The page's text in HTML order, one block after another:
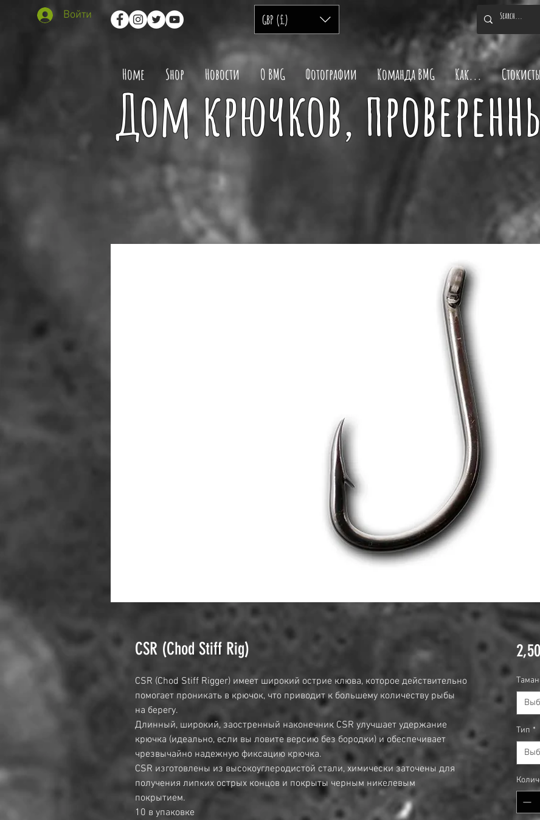
Войти
Home Shop Новости О BMG Фотографии Команда BMG Как... Стокисты
GBP (£)
Дом крючков,
CSR (Chod Stiff Rig)
CSR (Chod Stiff Rigger) имеет широкий острие клюва, которое действительно
помогает проникать в крючок, что приводит к большему количеству рыбы
на берегу.
Длинный, широкий, заостренный наконечник CSR улучшает удержание
крючка (идеально, если вы ловите версию без бородки) и обеспечивает
чрезвычайно надежную фиксацию крючка.
CSR изготовлены из высокоуглеродистой стали, химически заточены для
получения липких острых концов и покрыты черным никелевым
покрытием.
10 в упаковке
Тип *